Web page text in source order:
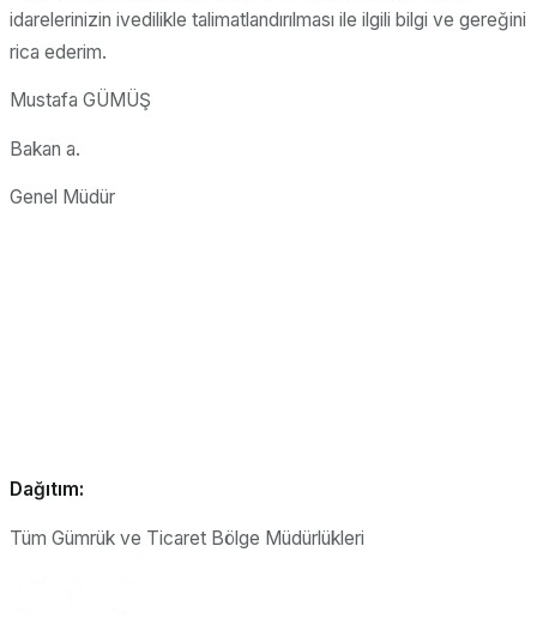
idarelerinizin ivedilikle talimatlandırılması ile ilgili bilgi ve gereğini
rica ederim.
Mustafa GÜMÜŞ
Bakan a.
Genel Müdür
Dağıtım:
Tüm Gümrük ve Ticaret Bölge Müdürlükleri